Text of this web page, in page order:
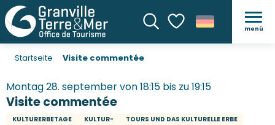
SucheVoir les favoris
menü
Startseite Visite commentée
Montag 28. september von 18:15 bis zu 19:15
Visite commentée
KULTURERBETAGE KULTUR-
TOURS UND DAS KULTURELLE ERBE